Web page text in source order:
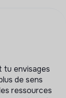
tu envisages
de sens
ressources